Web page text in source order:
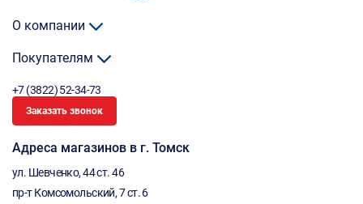
О компании
Покупателям
+7 (3822) 52-34-73
Заказать звонок
Адреса магазинов в г. Томск
ул. Шевченко, 44 ст. 46
пр-т Комсомольский, 7 ст. 6